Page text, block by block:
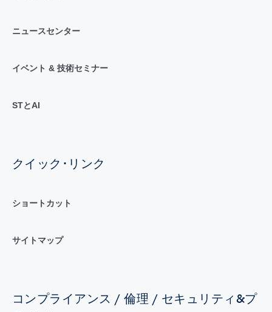
ニュースセンター
イベント & 技術セミナー
STとAI
クイック･リンク
ショートカット
サイトマップ
コンプライアンス / 倫理 / セキュリティ&プ